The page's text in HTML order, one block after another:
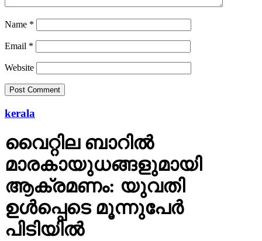
Name *
Email *
Website
kerala
വൈറ്റില ബാറില്‍
മാരകായുധങ്ങളുമായി
ആക്രമണം: യുവതി
ഉള്‍പ്പെടെ മൂന്നുപേര്‍
പിടിയില്‍